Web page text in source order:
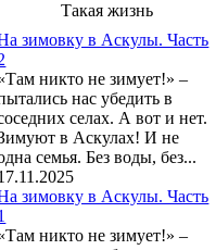
Такая жизнь
зимовку в Аскулы. Часть
никто не зимует!» –
нас убедить в
селах. А вот и нет.
в Аскулах! И не
семья. Без воды, без...
зимовку в Аскулы. Часть
никто не зимует!» –